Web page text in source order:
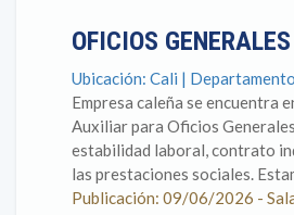
OFICIOS GENERALES
Ubicación: Cali |
Empresa caleña se encuentra
Auxiliar para Oficios
estabilidad laboral, contrato
las prestaciones sociales.
Publicación: 09/06/2026 -